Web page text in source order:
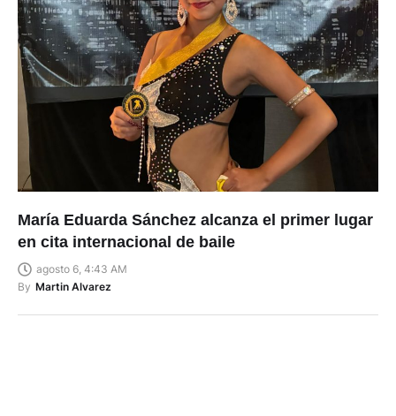
María Eduarda Sánchez alcanza el primer lugar
en cita internacional de baile
agosto 6, 4:43 AM
By Martin Alvarez